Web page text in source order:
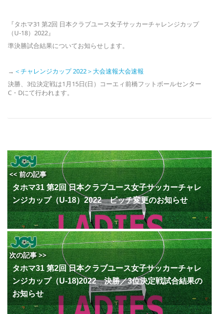
『タホマ31 第2回 日本クラブユース女子サッカーチャレンジカップ
（U-18）2022』
準決勝試合結果についてお知らせします。
→ ＜チャレンジカップ 2022＞大会速報大会速報
決勝、3位決定戦は1月15日(日）コーエィ前橋フットボールセンター
C・Dにて行われます。
<< 前の記事
タホマ31 第2回 日本クラブユース女子サッカーチャレ
ンジカップ（U-18）2022 ピッチ変更のお知らせ
次の記事 >>
タホマ31 第2回 日本クラブユース女子サッカーチャレ
ンジカップ（U-18)2022 決勝／3位決定戦試合結果の
お知らせ